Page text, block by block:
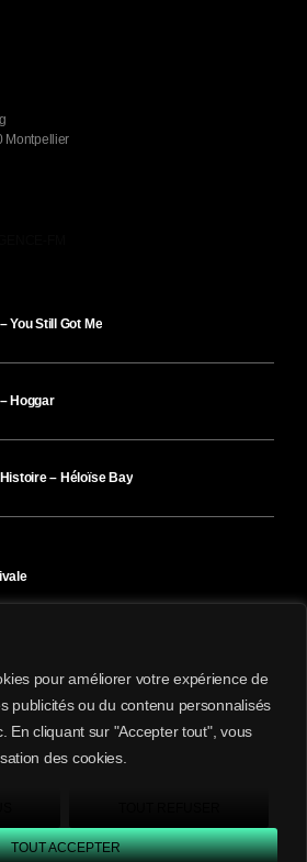
pour améliorer votre expérience de
publicités ou du contenu personnalisés
En cliquant sur "Accepter tout", vous
des cookies.
TOUT ACCEPTER
Montpellier
You Still Got Me
Hoggar
– Héloïse Bay
– mardi 28 juillet